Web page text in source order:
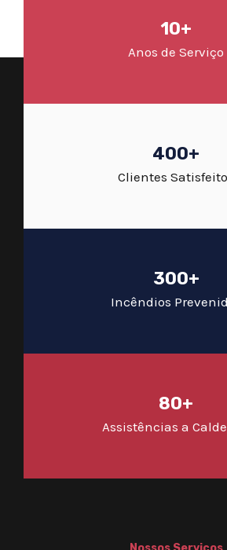
10+
Anos de Serviço
400+
Clientes
300+
Incêndios
80+
Assistências a